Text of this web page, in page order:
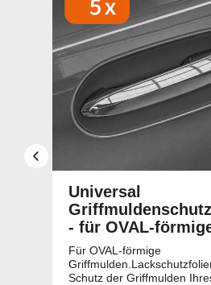
Universal
- für OVAL-
Griffmulden
Für OVAL-förmige
Schutz der Griffmulden